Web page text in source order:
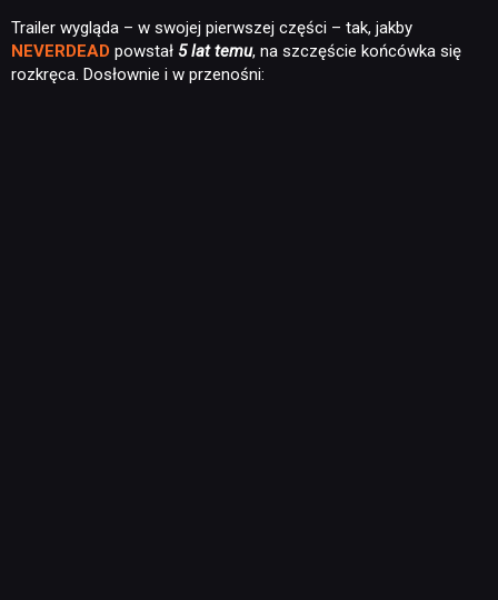
Trailer wygląda – w swojej pierwszej części – tak, jakby
NEVERDEAD powstał 5 lat temu, na szczęście końcówka się
rozkręca. Dosłownie i w przenośni: